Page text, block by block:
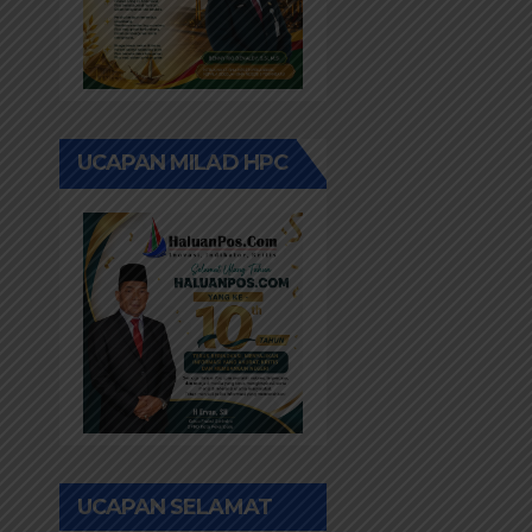
UCAPAN MILAD HPC
UCAPAN SELAMAT